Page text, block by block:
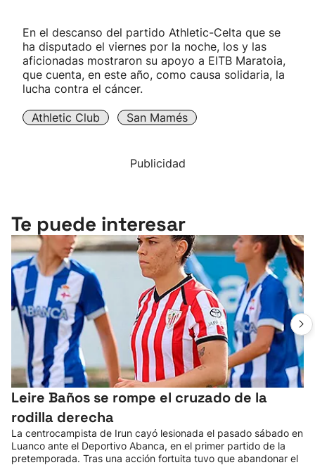
En el descanso del partido Athletic-Celta que se
ha disputado el viernes por la noche, los y las
aficionadas mostraron su apoyo a EITB Maratoia,
que cuenta, en este año, como causa solidaria, la
lucha contra el cáncer.
Athletic Club San Mamés
Publicidad
Te puede interesar
Leire Baños se rompe el cruzado de la
rodilla derecha
La centrocampista de Irun cayó lesionada el pasado sábado en
Luanco ante el Deportivo Abanca, en el primer partido de la
pretemporada. Tras una acción fortuita tuvo que abandonar el